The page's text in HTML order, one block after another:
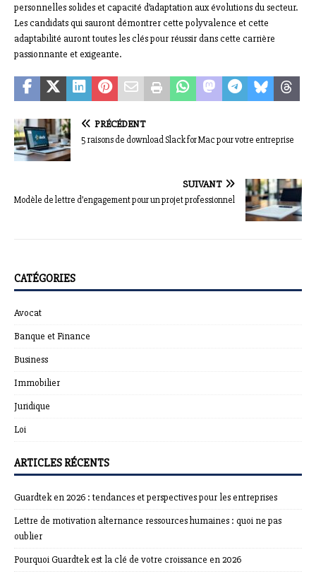
personnelles solides et capacité d’adaptation aux évolutions du secteur.
Les candidats qui sauront démontrer cette polyvalence et cette
adaptabilité auront toutes les clés pour réussir dans cette carrière
passionnante et exigeante.
PRÉCÉDENT
5 raisons de download Slack for Mac pour votre entreprise
SUIVANT
Modèle de lettre d’engagement pour un projet professionnel
CATÉGORIES
Avocat
Banque et Finance
Business
Immobilier
Juridique
Loi
ARTICLES RÉCENTS
Guardtek en 2026 : tendances et perspectives pour les entreprises
Lettre de motivation alternance ressources humaines : quoi ne pas
oublier
Pourquoi Guardtek est la clé de votre croissance en 2026